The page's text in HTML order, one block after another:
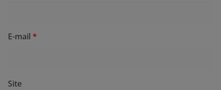
E-mail *
Site